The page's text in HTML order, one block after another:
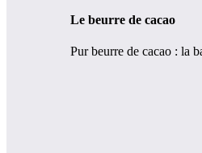
Le beurre de cacao
Pur beurre de cacao : la